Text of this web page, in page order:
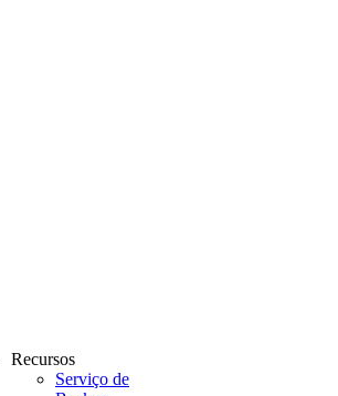
Recursos
Serviço de